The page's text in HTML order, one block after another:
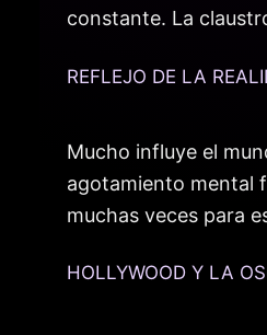
constante. La
REFLEJO DE LA
Mucho influye el
agotamiento mental
muchas veces para
HOLLYWOOD Y LA